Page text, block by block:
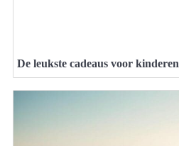
De leukste cadeaus voor kinderen